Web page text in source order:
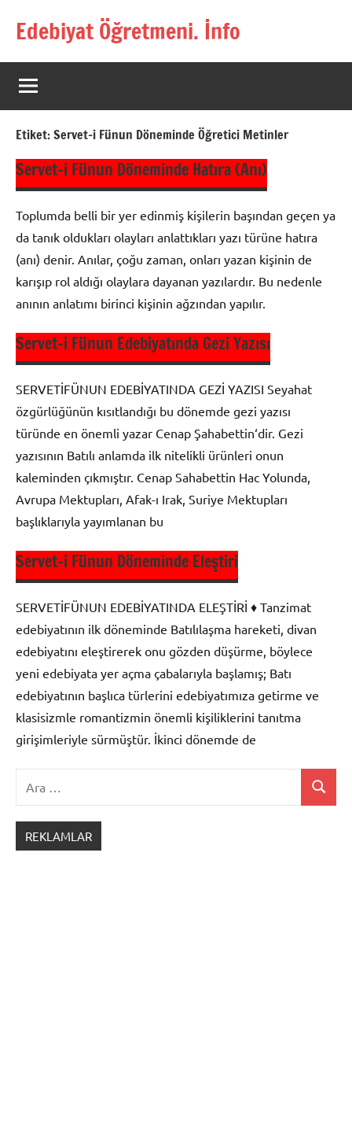
Edebiyat Öğretmeni. İnfo
Türkçe,
Türk
Dili
ve
Öğretmenlerinin
Sitesi
Etiket:Servet-i Fünun Döneminde Öğretici Metinler
Servet-i Fünun Döneminde Hatıra (Anı)
Toplumda belli bir yer edinmiş kişilerin başından geçen ya
da tanık oldukları olayları anlattıkları yazı türüne hatıra
(anı) denir. Anılar, çoğu zaman, onları yazan kişinin de
karışıp rol aldığı olaylara dayanan yazılardır. Bu nedenle
anının anlatımı birinci kişinin ağzından yapılır.
Servet-i
Servet-i Fünun Edebiyatında Gezi Yazısı
SERVETİFÜNUN EDEBİYATINDA GEZİ YAZISI Seyahat
özgürlüğünün kısıtlandığı bu dönemde gezi yazısı
türünde en önemli yazar Cenap Şahabettin‘dir. Gezi
yazısının Batılı anlamda ilk nitelikli ürünleri onun
kaleminden çıkmıştır. Cenap Sahabettin Hac Yolunda,
Avrupa Mektupları, Afak-ı Irak, Suriye Mektupları
başlıklarıyla yayımlanan bu
Öğretici
Metinler
Servet-i
Fünun
Edebiyatı
Servet-i Fünun Döneminde Eleştiri
SERVETİFÜNUN EDEBİYATINDA ELEŞTİRİ ♦ Tanzimat
edebiyatının ilk döneminde Batılılaşma hareketi, divan
edebiyatını eleştirerek onu gözden düşürme, böylece
yeni edebiyata yer açma çabalarıyla başlamış; Batı
edebiyatının başlıca türlerini edebiyatımıza getirme ve
klasisizmle romantizmin önemli kişiliklerini tanıtma
girişimleriyle sürmüştür. İkinci dönemde de
Servet-i
Ara
REKLAMLAR